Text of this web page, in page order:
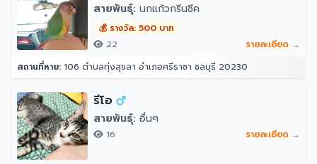
สายพันธุ์: นกแก้วกรีนชีค
💰 รางวัล: 500 บาท
22
รายละเอียด →
สถานที่หาย: 106 ตำบลทุ่งสุขลา อำเภอศรีราชา ชลบุรี 20230
รีโอ
สายพันธุ์: อื่นๆ
16 รายละเอียด →